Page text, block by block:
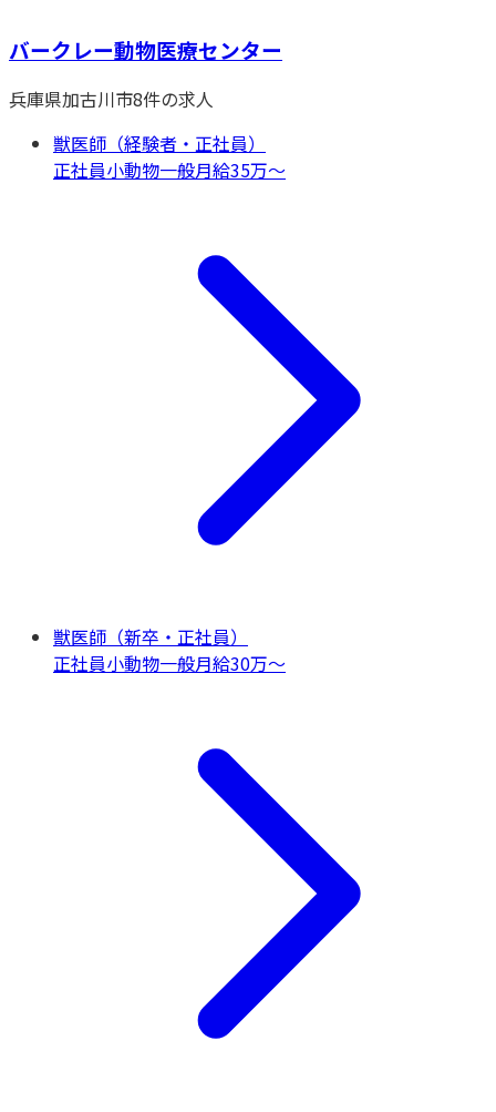
バークレー動物医療センター
兵庫県加古川市8件の求人
獣医師（経験者・正社員）
正社員小動物一般月給35万〜
獣医師（新卒・正社員）
正社員小動物一般月給30万〜